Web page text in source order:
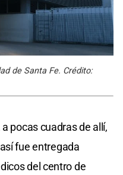
de Santa Fe. Crédito:
a pocas cuadras de allí,
fue entregada
del centro de